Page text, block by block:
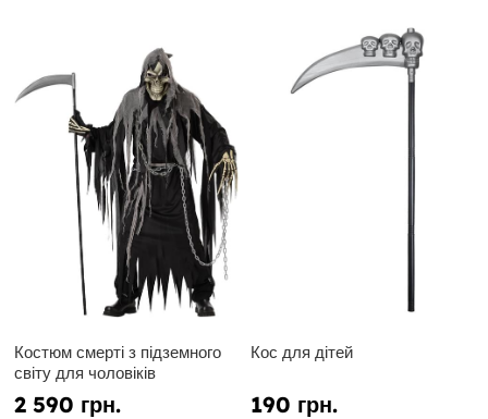
Костюм смерті з підземного
світу для чоловіків
2 590 грн.
Кос для дітей
190 грн.